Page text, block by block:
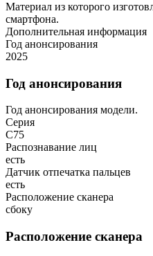
Материал из которого
смартфона.
Дополнительная информация
Год анонсирования
2025
Год анонсирования
Год анонсирования модели.
Серия
C75
Распознавание лиц
есть
Датчик отпечатка пальцев
есть
Расположение сканера
сбоку
Расположение сканера